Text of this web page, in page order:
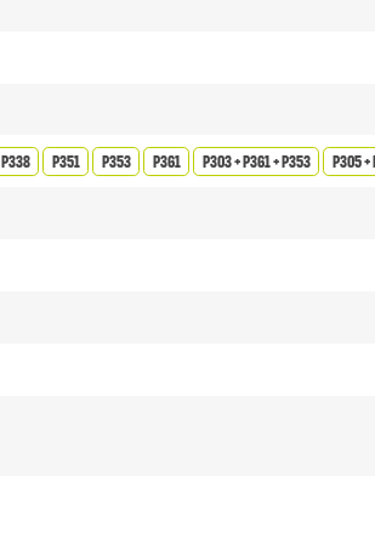
P338 P351 P353 P361 P303 + P361 + P353 P305 +